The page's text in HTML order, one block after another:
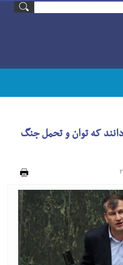
که توان و تحمل جنگ